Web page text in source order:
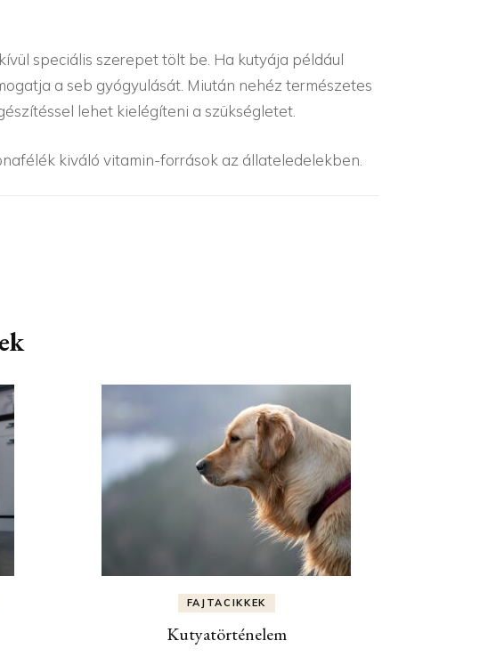
speciális szerepet tölt be. Ha kutyája például
a seb gyógyulását. Miután nehéz természetes
lehet kielégíteni a szükségletet.
kiváló vitamin-források az állateledelekben.
FAJTACIKKEK
Kutyatörténelem